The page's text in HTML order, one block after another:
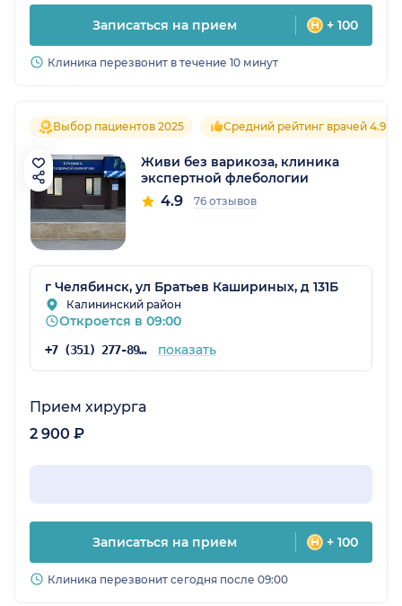
Записаться на прием + 100
Клиника перезвонит в течение 10 минут
Выбор пациентов 2025 Средний рейтинг врачей 4.9
Живи без варикоза, клиника
экспертной флебологии
4.9 76 отзывов
г Челябинск, ул Братьев Кашириных, д 131Б
Калининский район
Откроется в 09:00
+7 (351) 277-89-12 показать
Прием хирурга
2 900 ₽
Записаться на прием + 100
Клиника перезвонит сегодня после 09:00